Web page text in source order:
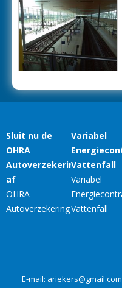
E-mail: ariekers@gmail.com